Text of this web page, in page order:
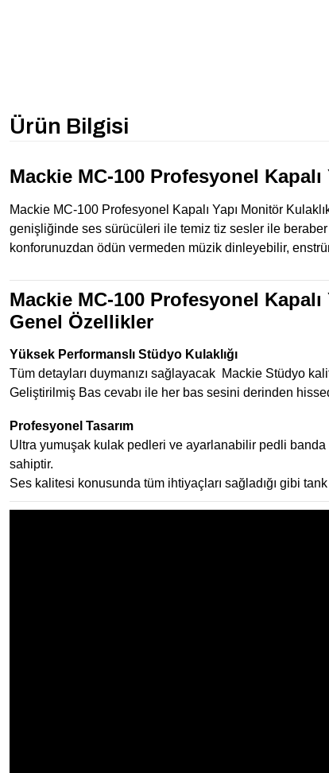
Ürün Bilgisi
Mackie MC-100 Profesyonel
Mackie MC-100 Profesyonel Kapalı Yapı Monitör
genişliğinde ses sürücüleri ile temiz tiz sesler ile
konforunuzdan ödün vermeden müzik dinleyebilir,
Mackie MC-100 Profesyonel
Genel Özellikler
Yüksek Performanslı Stüdyo Kulaklığı
Tüm detayları duymanızı sağlayacak Mackie Stüdyo
Geliştirilmiş Bas cevabı ile her bas sesini derinden
Profesyonel Tasarım
Ultra yumuşak kulak pedleri ve ayarlanabilir pedli
sahiptir.
Ses kalitesi konusunda tüm ihtiyaçları sağladığı gibi